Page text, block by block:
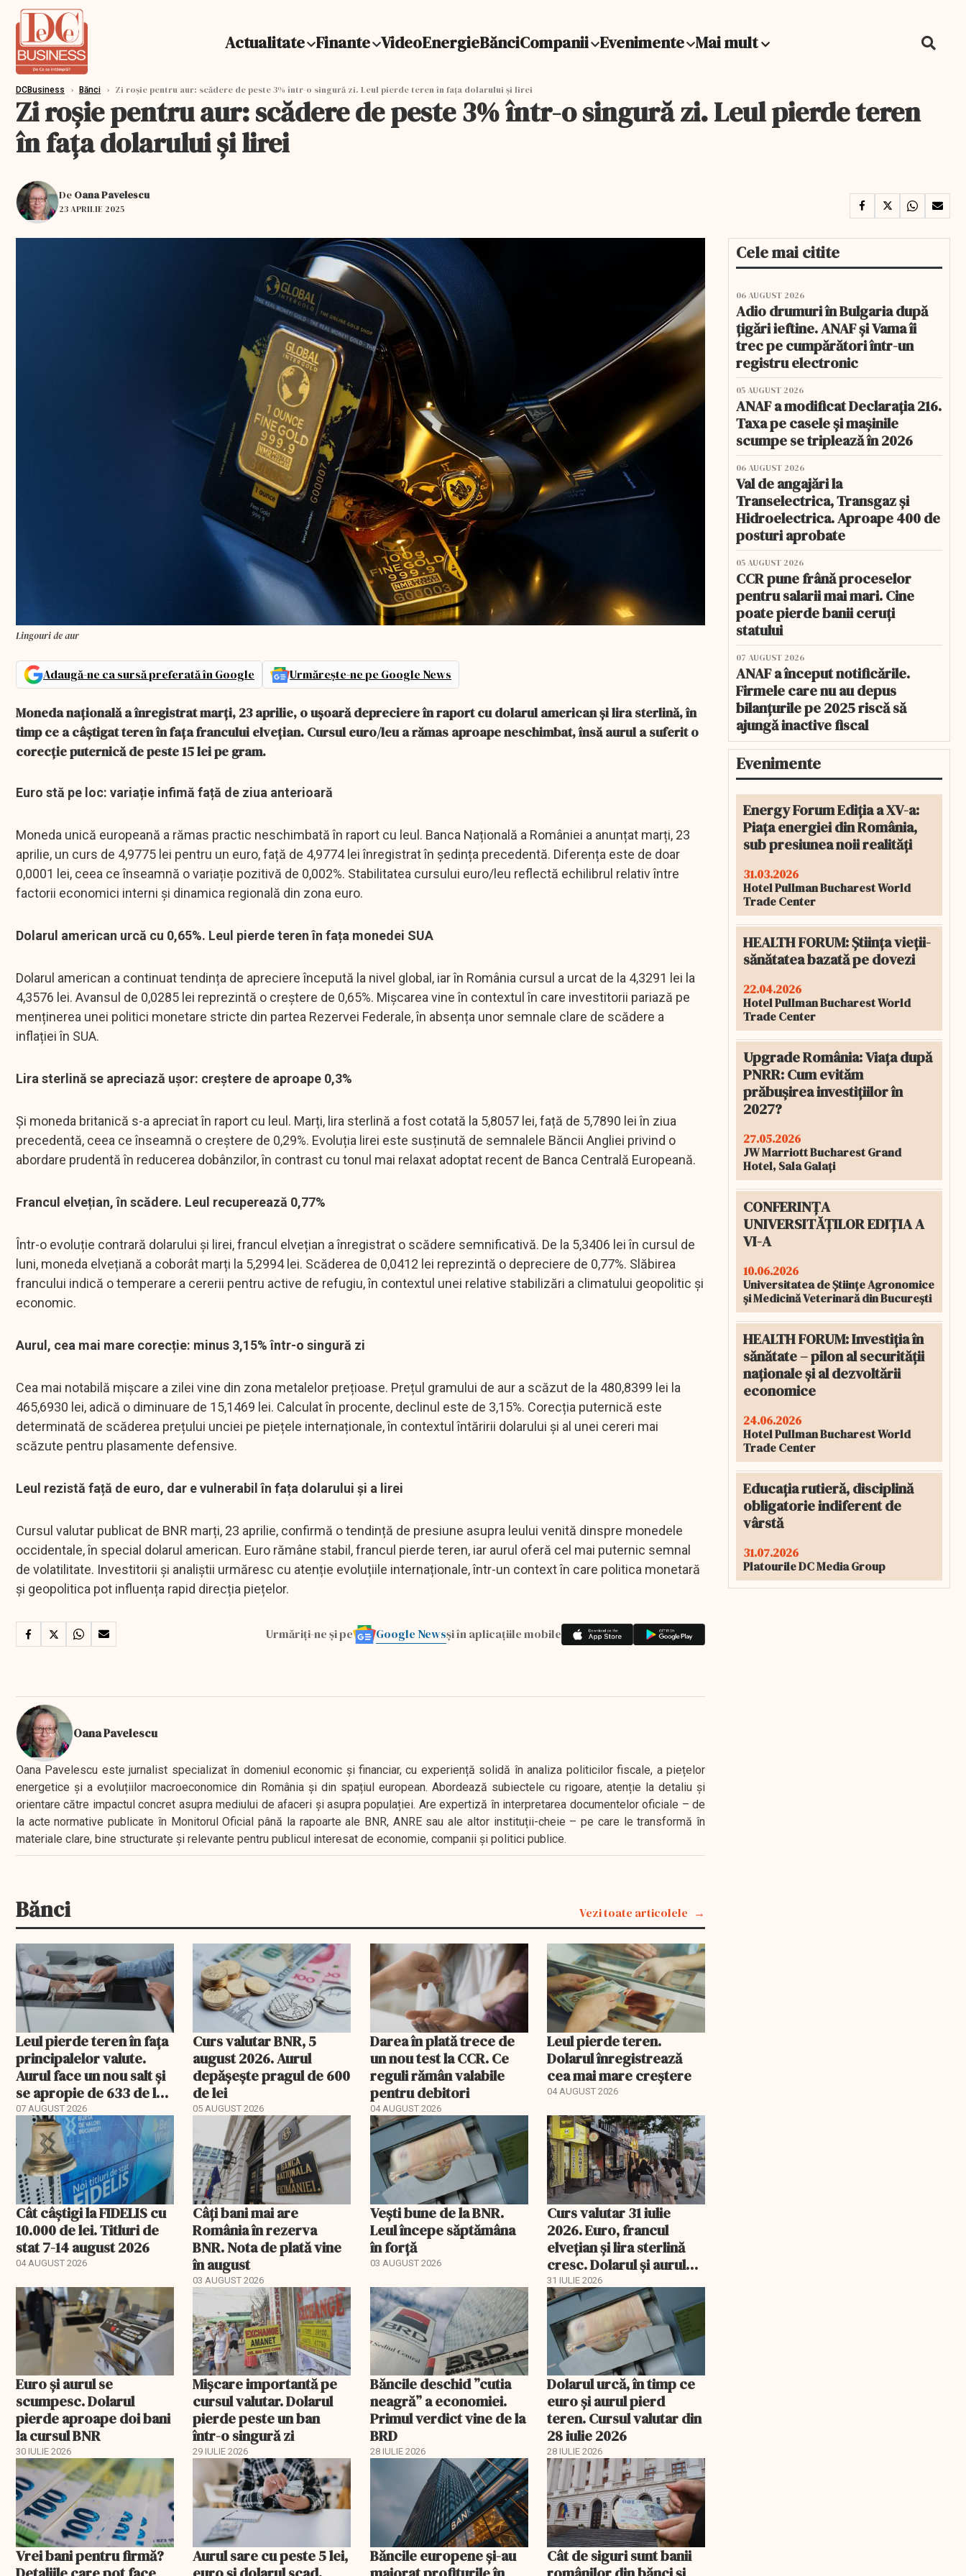
Actualitate Finante VideoEnergieBănciCompanii Evenimente Mai mult
DCBusiness › Bănci › Zi roșie pentru aur: scădere de peste 3% într-o singură zi. Leul pierde teren în fața dolarului și lirei
Zi roșie pentru aur: scădere de peste 3% într-o singură zi. Leul pierde teren
în fața dolarului și lirei
De Oana Pavelescu
23 APRILIE 2025
Lingouri de aur
Adaugă-ne ca sursă preferată în Google Urmărește-ne pe Google News
Moneda națională a înregistrat marți, 23 aprilie, o ușoară depreciere în raport cu dolarul american și lira sterlină, în
timp ce a câștigat teren în fața francului elvețian. Cursul euro/leu a rămas aproape neschimbat, însă aurul a suferit o
corecție puternică de peste 15 lei pe gram.
Euro stă pe loc: variație infimă față de ziua anterioară
Moneda unică europeană a rămas practic neschimbată în raport cu leul. Banca Națională a României a anunțat marți, 23
aprilie, un curs de 4,9775 lei pentru un euro, față de 4,9774 lei înregistrat în ședința precedentă. Diferența este de doar
0,0001 lei, ceea ce înseamnă o variație pozitivă de 0,002%. Stabilitatea cursului euro/leu reflectă echilibrul relativ între
factorii economici interni și dinamica regională din zona euro.
Dolarul american urcă cu 0,65%. Leul pierde teren în fața monedei SUA
Dolarul american a continuat tendința de apreciere începută la nivel global, iar în România cursul a urcat de la 4,3291 lei la
4,3576 lei. Avansul de 0,0285 lei reprezintă o creștere de 0,65%. Mișcarea vine în contextul în care investitorii pariază pe
menținerea unei politici monetare stricte din partea Rezervei Federale, în absența unor semnale clare de scădere a
inflației în SUA.
Lira sterlină se apreciază ușor: creștere de aproape 0,3%
Și moneda britanică s-a apreciat în raport cu leul. Marți, lira sterlină a fost cotată la 5,8057 lei, față de 5,7890 lei în ziua
precedentă, ceea ce înseamnă o creștere de 0,29%. Evoluția lirei este susținută de semnalele Băncii Angliei privind o
abordare prudentă în reducerea dobânzilor, în contrast cu tonul mai relaxat adoptat recent de Banca Centrală Europeană.
Francul elvețian, în scădere. Leul recuperează 0,77%
Într-o evoluție contrară dolarului și lirei, francul elvețian a înregistrat o scădere semnificativă. De la 5,3406 lei în cursul de
luni, moneda elvețiană a coborât marți la 5,2994 lei. Scăderea de 0,0412 lei reprezintă o depreciere de 0,77%. Slăbirea
francului indică o temperare a cererii pentru active de refugiu, în contextul unei relative stabilizări a climatului geopolitic și
economic.
Aurul, cea mai mare corecție: minus 3,15% într-o singură zi
Cea mai notabilă mișcare a zilei vine din zona metalelor prețioase. Prețul gramului de aur a scăzut de la 480,8399 lei la
465,6930 lei, adică o diminuare de 15,1469 lei. Calculat în procente, declinul este de 3,15%. Corecția puternică este
determinată de scăderea prețului unciei pe piețele internaționale, în contextul întăririi dolarului și al unei cereri mai
scăzute pentru plasamente defensive.
Leul rezistă față de euro, dar e vulnerabil în fața dolarului și a lirei
Cursul valutar publicat de BNR marți, 23 aprilie, confirmă o tendință de presiune asupra leului venită dinspre monedele
occidentale, în special dolarul american. Euro rămâne stabil, francul pierde teren, iar aurul oferă cel mai puternic semnal
de volatilitate. Investitorii și analiștii urmăresc cu atenție evoluțiile internaționale, într-un context în care politica monetară
și geopolitica pot influența rapid direcția piețelor.
Urmăriți-ne și pe Google Newsși în aplicațiile mobile
Oana Pavelescu
Oana Pavelescu este jurnalist specializat în domeniul economic și financiar, cu experiență solidă în analiza politicilor fiscale, a piețelor
energetice și a evoluțiilor macroeconomice din România și din spațiul european. Abordează subiectele cu rigoare, atenție la detaliu și
orientare către impactul concret asupra mediului de afaceri și asupra populației. Are expertiză în interpretarea documentelor oficiale – de
la acte normative publicate în Monitorul Oficial până la rapoarte ale BNR, ANRE sau ale altor instituții-cheie – pe care le transformă în
materiale clare, bine structurate și relevante pentru publicul interesat de economie, companii și politici publice.
Bănci Vezi toate articolele
Leul pierde teren în fața
principalelor valute.
Aurul face un nou salt și
se apropie de 633 de lei
gramul
07 AUGUST 2026
Curs valutar BNR, 5
august 2026. Aurul
depășește pragul de 600
de lei
05 AUGUST 2026
Darea în plată trece de
un nou test la CCR. Ce
reguli rămân valabile
pentru debitori
04 AUGUST 2026
Leul pierde teren.
Dolarul înregistrează
cea mai mare creștere
04 AUGUST 2026
Cât câștigi la FIDELIS cu
10.000 de lei. Titluri de
stat 7-14 august 2026
04 AUGUST 2026
Câți bani mai are
România în rezerva
BNR. Nota de plată vine
în august
03 AUGUST 2026
Vești bune de la BNR.
Leul începe săptămâna
în forță
03 AUGUST 2026
Curs valutar 31 iulie
2026. Euro, francul
elvețian și lira sterlină
cresc. Dolarul și aurul
pierd teren
31 IULIE 2026
Euro și aurul se
scumpesc. Dolarul
pierde aproape doi bani
la cursul BNR
30 IULIE 2026
Mișcare importantă pe
cursul valutar. Dolarul
pierde peste un ban
într-o singură zi
29 IULIE 2026
Băncile deschid ”cutia
neagră” a economiei.
Primul verdict vine de la
BRD
28 IULIE 2026
Dolarul urcă, în timp ce
euro și aurul pierd
teren. Cursul valutar din
28 iulie 2026
28 IULIE 2026
Vrei bani pentru firmă?
Aurul sare cu peste 5 lei,
Băncile europene și-au
Cât de siguri sunt banii
Cele mai citite
06 AUGUST 2026
Adio drumuri în Bulgaria după
țigări ieftine. ANAF și Vama îi
trec pe cumpărători într-un
registru electronic
05 AUGUST 2026
ANAF a modificat Declarația 216.
Taxa pe casele și mașinile
scumpe se triplează în 2026
06 AUGUST 2026
Val de angajări la
Transelectrica, Transgaz și
Hidroelectrica. Aproape 400 de
posturi aprobate
05 AUGUST 2026
CCR pune frână proceselor
pentru salarii mai mari. Cine
poate pierde banii ceruți
statului
07 AUGUST 2026
ANAF a început notificările.
Firmele care nu au depus
bilanțurile pe 2025 riscă să
ajungă inactive fiscal
Evenimente
Energy Forum Ediția a XV-a:
Piața energiei din România,
sub presiunea noii realități
31.03.2026
Hotel Pullman Bucharest World
Trade Center
HEALTH FORUM: Știința vieții-
sănătatea bazată pe dovezi
22.04.2026
Hotel Pullman Bucharest World
Trade Center
Upgrade România: Viața după
PNRR: Cum evităm
prăbușirea investițiilor în
2027?
27.05.2026
JW Marriott Bucharest Grand
Hotel, Sala Galați
CONFERINȚA
UNIVERSITĂȚILOR EDIȚIA A
VI-A
10.06.2026
Universitatea de Științe Agronomice
și Medicină Veterinară din București
HEALTH FORUM: Investiția în
sănătate – pilon al securității
naționale și al dezvoltării
economice
24.06.2026
Hotel Pullman Bucharest World
Trade Center
Educația rutieră, disciplină
obligatorie indiferent de
vârstă
31.07.2026
Platourile DC Media Group